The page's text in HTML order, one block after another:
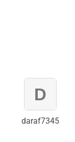
daraf7345